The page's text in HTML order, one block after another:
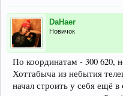
DaHaer
Новичок
По координатам - 300 620,
Хоттабыча из небытия
начал строить у себя ещё